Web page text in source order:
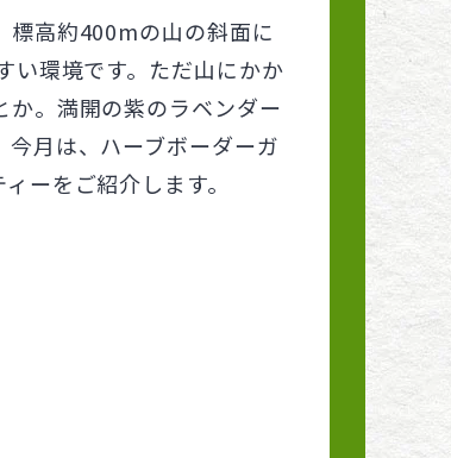
標高約400mの山の斜面に
い環境です。ただ山にかか
。満開の紫のラベンダー
月は、ハーブボーダーガ
ーをご紹介します。